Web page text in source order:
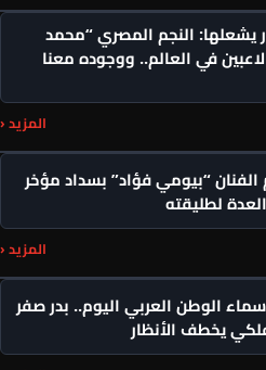
يشعلها: النجم المصري “محمد
صلاح” بين أفضل 3 لاعبين في العالم.. ووجوده معنا
المزيد ‹
الفنان “بيومي فؤاد” بسداد مؤخر
لطليقته
المزيد ‹
الوطن العربي اليوم.. بدر صفر
يخطف الأنظار